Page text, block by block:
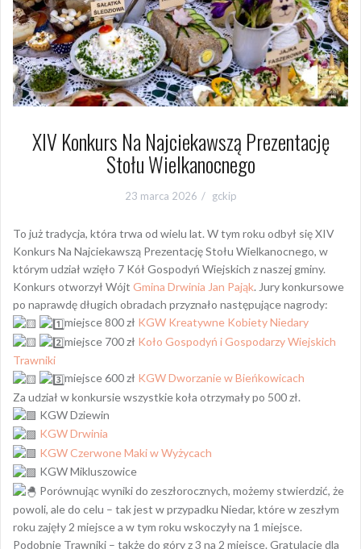
XIV Konkurs Na Najciekawszą Prezentację
Stołu Wielkanocnego
23 marca 2026 gckip
To już tradycja, która trwa od wielu lat. W tym roku odbył się XIV
Konkurs Na Najciekawszą Prezentację Stołu Wielkanocnego, w
którym udział wzięło 7 Kół Gospodyń Wiejskich z naszej gminy.
Konkurs otworzył Wójt Gmina Drwinia Jan Pająk. Jury konkursowe
po naprawdę długich obradach przyznało następujące nagrody:
miejsce 800 zł KGW Kreatywne Kobiety Niedary
miejsce 700 zł Koło Gospodyń i Gospodarzy Wiejskich
Trawniki
miejsce 600 zł KGW Dworzanie w Bieńkowicach
Za udział w konkursie wszystkie koła otrzymały po 500 zł.
KGW Dziewin
KGW Drwinia
KGW Czerwone Maki w Wyżycach
KGW Mikluszowice
Porównując wyniki do zeszłorocznych, możemy stwierdzić, że
powoli, ale do celu – tak jest w przypadku Niedar, które w zeszłym
roku zajęły 2 miejsce a w tym roku wskoczyły na 1 miejsce.
Podobnie Trawniki – także do góry z 3 na 2 miejsce. Gratulacje dla